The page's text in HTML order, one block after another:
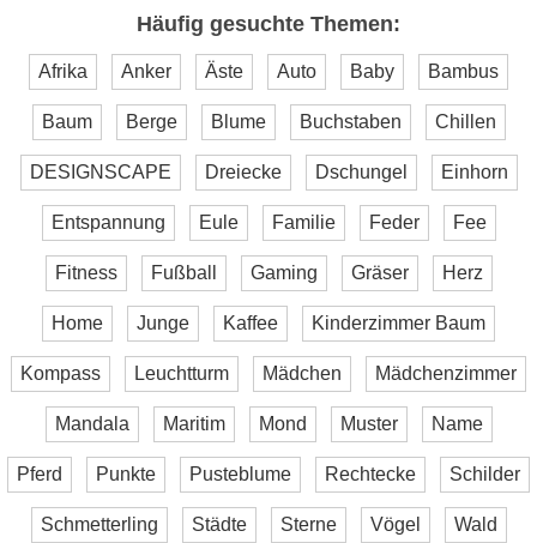
Häufig gesuchte Themen:
Afrika Anker Äste Auto Baby Bambus
Baum Berge Blume Buchstaben Chillen
DESIGNSCAPE Dreiecke Dschungel Einhorn
Entspannung Eule Familie Feder Fee
Fitness Fußball Gaming Gräser Herz
Home Junge Kaffee Kinderzimmer Baum
Kompass Leuchtturm Mädchen Mädchenzimmer
Mandala Maritim Mond Muster Name
Pferd Punkte Pusteblume Rechtecke Schilder
Schmetterling Städte Sterne Vögel Wald